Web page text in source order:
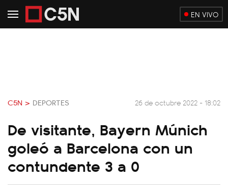
EN VIVO
C5N > DEPORTES 26 de octubre 2022 - 18:02
De visitante, Bayern Múnich
goleó a Barcelona con un
contundente 3 a 0